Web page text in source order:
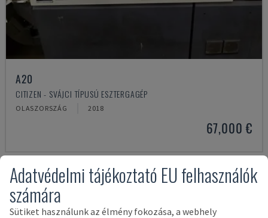
A20
CITIZEN - SVÁJCI TÍPUSÚ ESZTERGAGÉP
OLASZORSZÁG 2018
67,000 €
Adatvédelmi tájékoztató EU felhasználók
számára
Sütiket használunk az élmény fokozása, a webhely